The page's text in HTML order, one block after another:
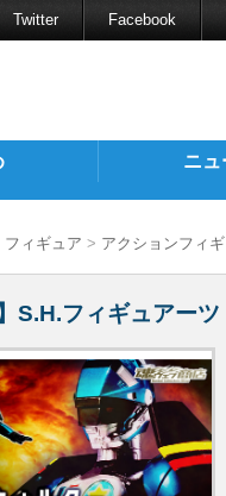
Twitter Facebook
ニュ
フィギュア > アクションフィ
S.H.フィギュアー